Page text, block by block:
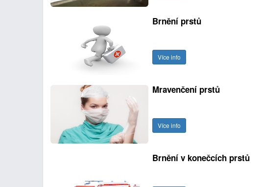
Brnění prstů
Více info
Mravenčení prstů
Více info
Brnění v konečcích prstů